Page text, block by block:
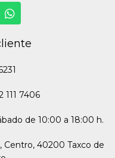
111 7406
de 10:00 a 18:00 h.
Centro, 40200 Taxco de